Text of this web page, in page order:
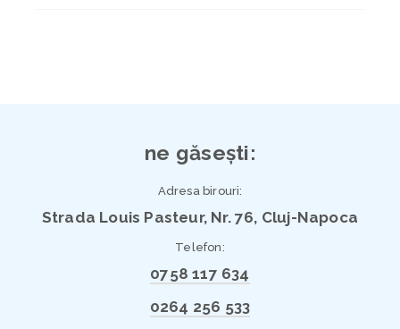
ne găsești:
Adresa birouri:
Strada Louis Pasteur, Nr. 76, Cluj-Napoca
Telefon:
0758 117 634
0264 256 533